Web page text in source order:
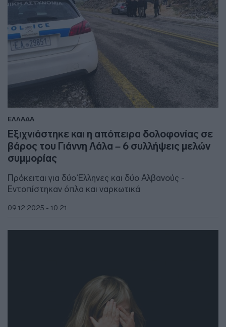
ΕΛΛΑΔΑ
Εξιχνιάστηκε και η απόπειρα δολοφονίας σε
βάρος του Γιάννη Λάλα – 6 συλλήψεις μελών
συμμορίας
Πρόκειται για δύο Έλληνες και δύο Αλβανούς -
Εντοπίστηκαν όπλα και ναρκωτικά
09.12.2025 - 10:21